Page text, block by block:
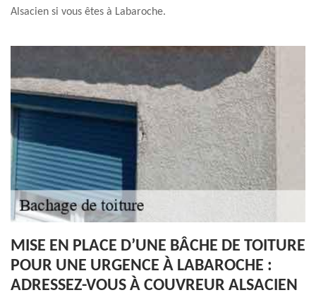
Alsacien si vous êtes à Labaroche.
MISE EN PLACE D’UNE BÂCHE DE TOITURE
POUR UNE URGENCE À LABAROCHE :
ADRESSEZ-VOUS À COUVREUR ALSACIEN